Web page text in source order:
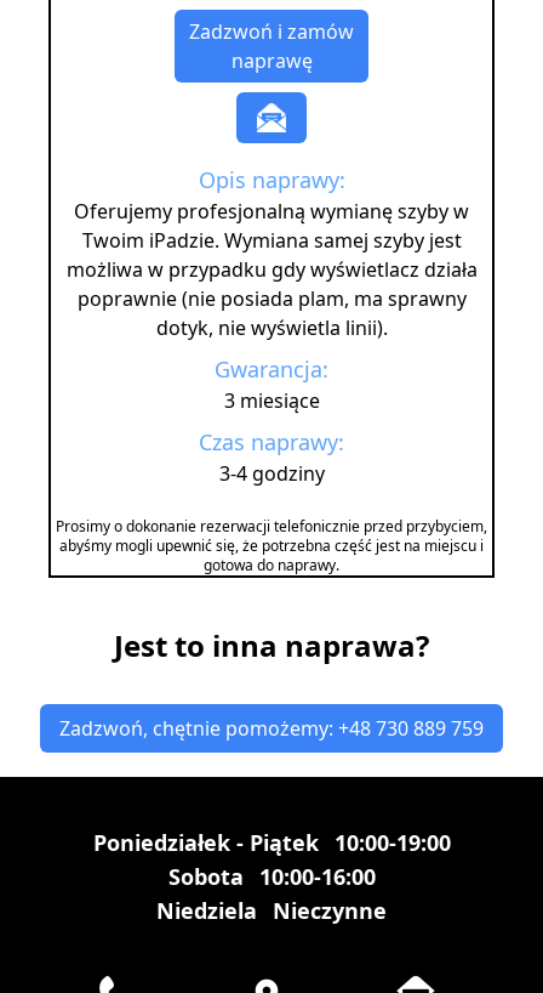
Zadzwoń i zamów
naprawę
Opis naprawy:
Oferujemy profesjonalną wymianę szyby w
Twoim iPadzie. Wymiana samej szyby jest
możliwa w przypadku gdy wyświetlacz działa
poprawnie (nie posiada plam, ma sprawny
dotyk, nie wyświetla linii).
Gwarancja:
3 miesiące
Czas naprawy:
3-4 godziny
Prosimy o dokonanie rezerwacji telefonicznie przed przybyciem,
abyśmy mogli upewnić się, że potrzebna część jest na miejscu i
gotowa do naprawy.
Jest to inna naprawa?
Zadzwoń, chętnie pomożemy: +48 730 889 759
Poniedziałek - Piątek 10:00-19:00
Sobota
10:00-16:00
Niedziela
Nieczynne